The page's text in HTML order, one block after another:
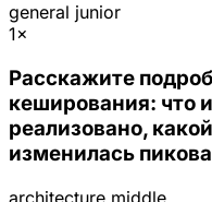
general junior
1×
Расскажите
кеширования: что
реализовано,
изменилась
architecture middle